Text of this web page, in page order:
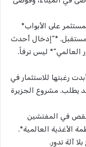
على الأبواب*
*”إدخال أحدث
العالمي”* ليس ترفاً.
رغبتها للاستثمار في
يطلب. مشروع الجزيرة
في المفتشين
الأغذية العالمية*.
آلة تدور.